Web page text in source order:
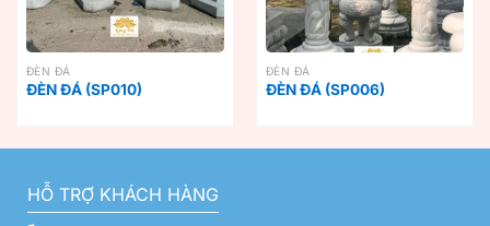
ĐÈN ĐÁ
ĐÈN ĐÁ (SP010)
ĐÈN ĐÁ
ĐÈN ĐÁ (SP006)
HỖ TRỢ KHÁCH HÀNG